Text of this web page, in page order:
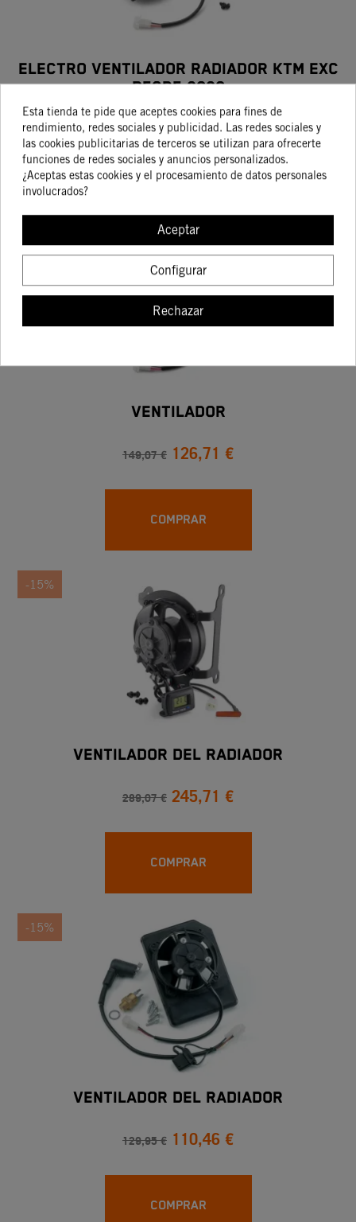
ELECTRO VENTILADOR RADIADOR KTM EXC
Desde 2020
149,07 € 126,71 €
COMPRAR
-15%
VENTILADOR
149,07 € 126,71 €
COMPRAR
-15%
VENTILADOR DEL RADIADOR
289,07 € 245,71 €
COMPRAR
-15%
VENTILADOR DEL RADIADOR
129,95 € 110,46 €
COMPRAR
Esta tienda te pide que aceptes cookies para fines de
rendimiento, redes sociales y publicidad. Las redes sociales y
las cookies publicitarias de terceros se utilizan para ofrecerte
funciones de redes sociales y anuncios personalizados.
¿Aceptas estas cookies y el procesamiento de datos personales
involucrados?
Aceptar
Configurar
Rechazar